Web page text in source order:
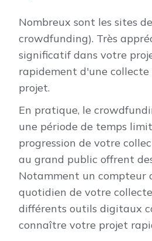
Nombreux sont les sites
crowdfunding). Très
significatif dans votre
rapidement d'une
projet.
En pratique, le
une période de temps
progression de votre
au grand public offrent
Notamment un compteur
quotidien de votre
différents outils digitaux
connaître votre projet